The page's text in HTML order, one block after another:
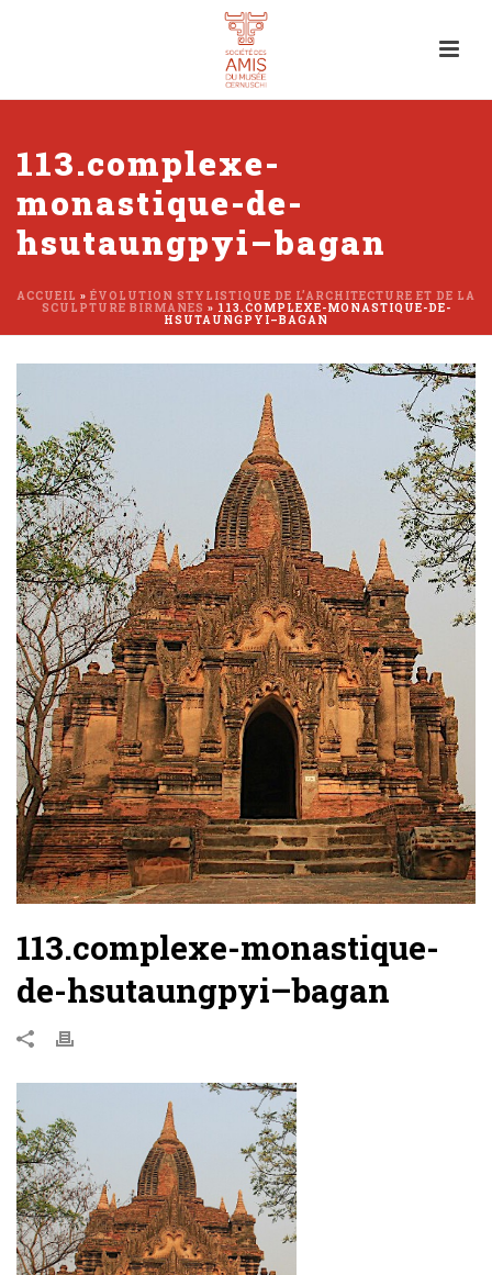
113.complexe-
monastique-de-
hsutaungpyi–bagan
ACCUEIL » ÉVOLUTION STYLISTIQUE DE L’ARCHITECTURE ET DE LA
SCULPTURE BIRMANES » 113.COMPLEXE-MONASTIQUE-DE-
HSUTAUNGPYI–BAGAN
113.complexe-monastique-
de-hsutaungpyi–bagan